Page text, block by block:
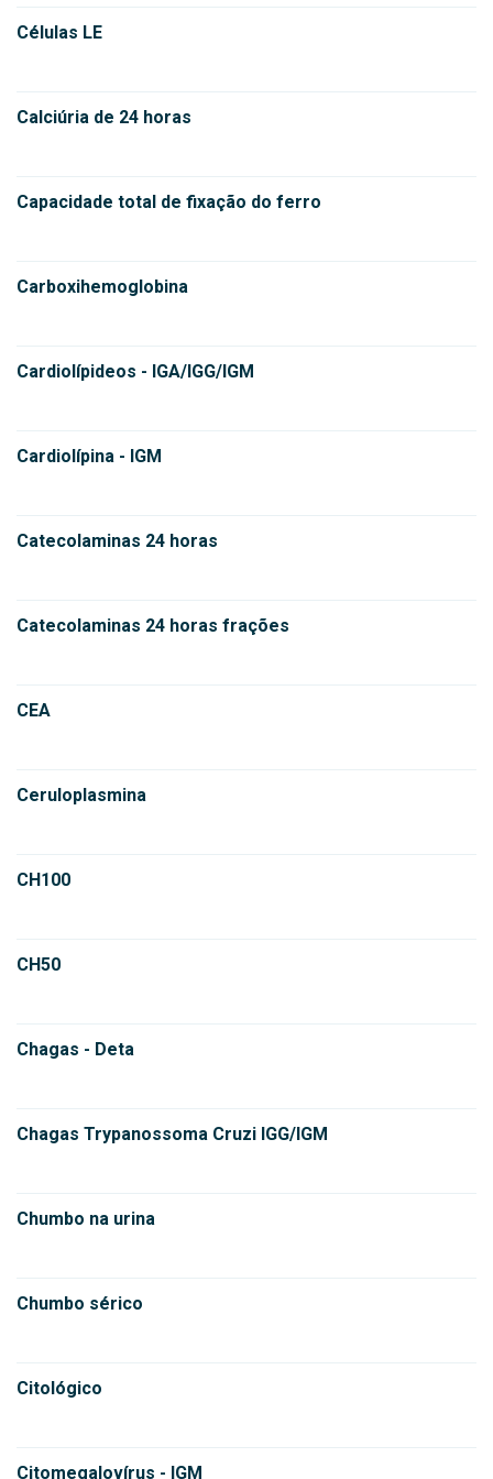
Células LE
Calciúria de 24 horas
Capacidade total de fixação do ferro
Carboxihemoglobina
Cardiolípideos - IGA/IGG/IGM
Cardiolípina - IGM
Catecolaminas 24 horas
Catecolaminas 24 horas frações
CEA
Ceruloplasmina
CH100
CH50
Chagas - Deta
Chagas Trypanossoma Cruzi IGG/IGM
Chumbo na urina
Chumbo sérico
Citológico
Citomegalovírus - IGM